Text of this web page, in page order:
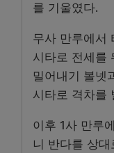
를 기울였다.
무사 만루에서
시타로 전세를
밀어내기 볼넷
시타로 격차를
이후 1사 만루
니 반다를 상